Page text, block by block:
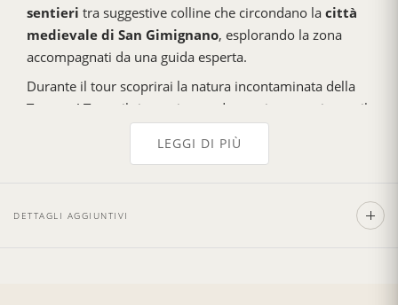
sentieri tra suggestive colline che circondano la città
medievale di San Gimignano, esplorando la zona
accompagnati da una guida esperta.
Durante il tour scoprirai la natura incontaminata della
Toscana! Trova il ritmo giusto ed entra in armonia con il
campagna, galoppa lungo i campi appena coltivati ​​tra
e godrai di una fantastica degustazione di vini
LEGGI DI PIÙ
DETTAGLI AGGIUNTIVI